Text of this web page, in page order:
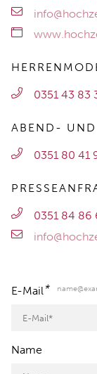
0351 43 83
ABEND- UND
0351 80 41
0351 84 86
E-Mail*
Name